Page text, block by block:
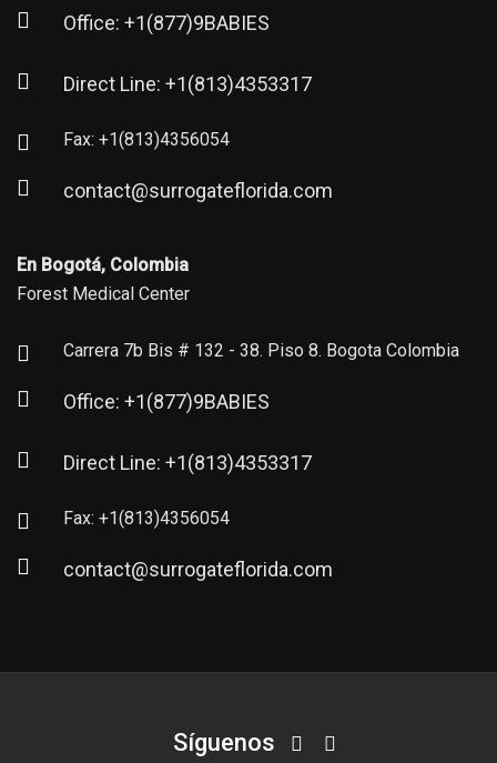
Office: +1(877)9BABIES
Direct Line: +1(813)4353317
Fax: +1(813)4356054
contact@surrogateflorida.com
En Bogotá, Colombia
Forest Medical Center
Carrera 7b Bis # 132 - 38. Piso 8. Bogota Colombia
Office: +1(877)9BABIES
Direct Line: +1(813)4353317
Fax: +1(813)4356054
contact@surrogateflorida.com
Síguenos